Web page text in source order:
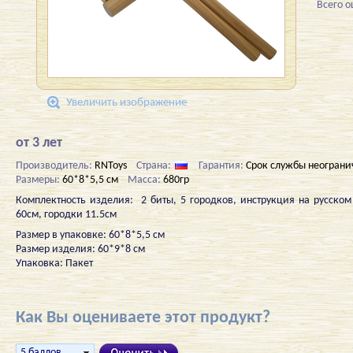
Увеличить изображение
Всего
от 3 лет
Производитель: RNToys Страна: Гарантия: Срок службы
Размеры:60*8*5,5 см Масса:680гр
Комплектность изделия: 2 биты, 5 городков, инструкция на
60см, городки 11.5см
Размер в упаковке: 60*8*5,5 см
Размер изделия: 60*9*8 см
Упаковка: Пакет
Как Вы оцениваете этот продукт?